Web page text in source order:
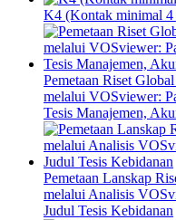
K4 (Kontak minimal 4
Pemetaan Riset
melalui VOSviewer:
Tesis Manajemen,
Pemetaan Lanskap
melalui Analisis
Judul Tesis Kebidanan